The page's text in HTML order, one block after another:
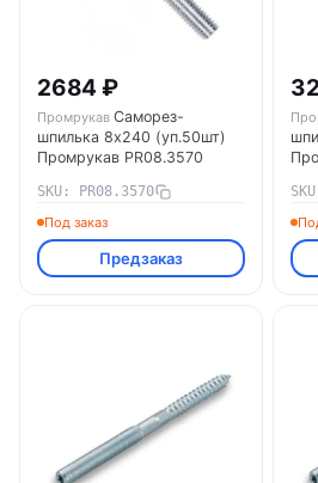
2684 ₽
Промрукав Саморез-
шпилька 8х240 (уп.50шт)
Промрукав PR08.3570
SKU: PR08.3570
Под заказ
Предзаказ